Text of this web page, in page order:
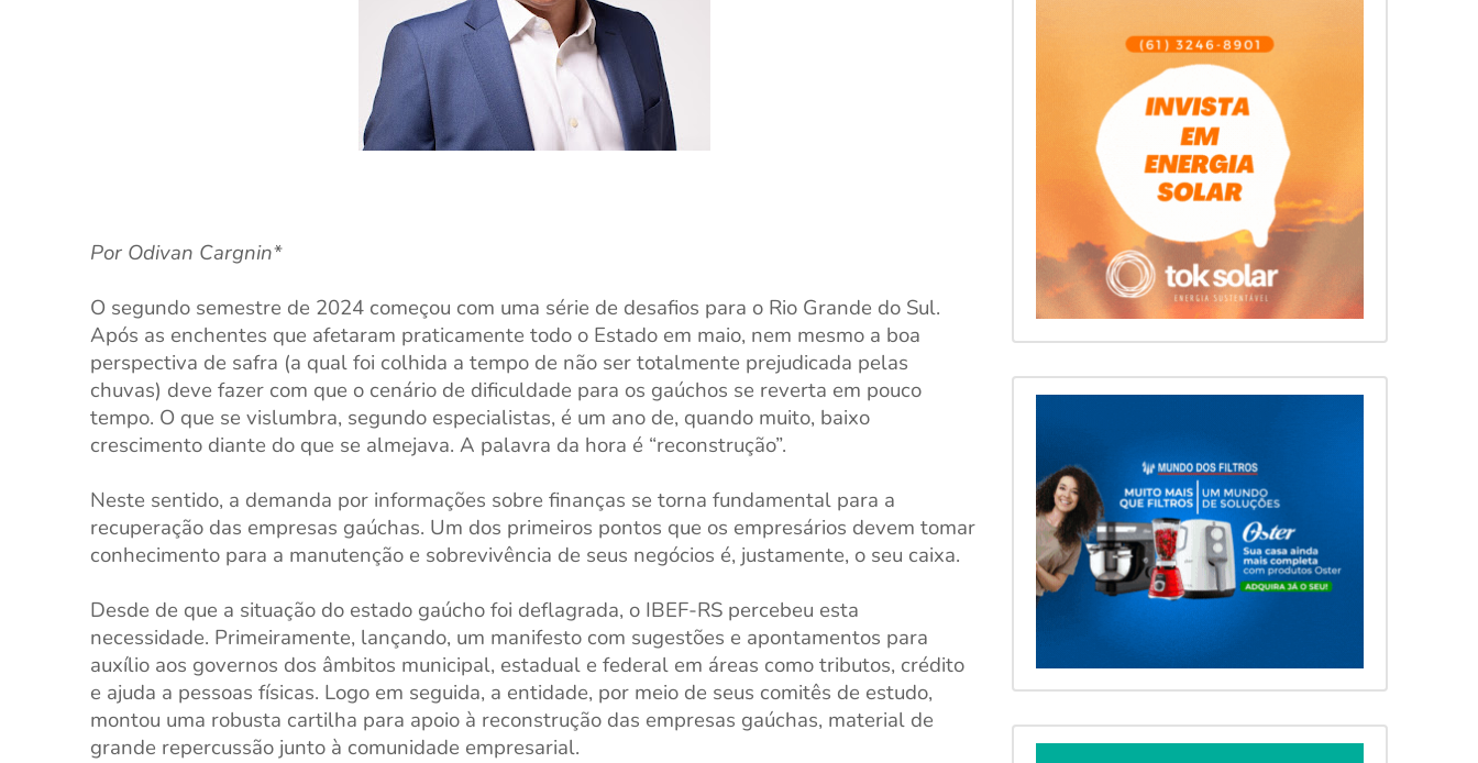
Por Odivan Cargnin*
O segundo semestre de 2024 começou com uma série de desafios para o Rio Grande do Sul.
Após as enchentes que afetaram praticamente todo o Estado em maio, nem mesmo a boa
perspectiva de safra (a qual foi colhida a tempo de não ser totalmente prejudicada pelas
chuvas) deve fazer com que o cenário de dificuldade para os gaúchos se reverta em pouco
tempo. O que se vislumbra, segundo especialistas, é um ano de, quando muito, baixo
crescimento diante do que se almejava. A palavra da hora é “reconstrução”.
Neste sentido, a demanda por informações sobre finanças se torna fundamental para a
recuperação das empresas gaúchas. Um dos primeiros pontos que os empresários devem tomar
conhecimento para a manutenção e sobrevivência de seus negócios é, justamente, o seu caixa.
Desde de que a situação do estado gaúcho foi deflagrada, o IBEF-RS percebeu esta
necessidade. Primeiramente, lançando, um manifesto com sugestões e apontamentos para
auxílio aos governos dos âmbitos municipal, estadual e federal em áreas como tributos, crédito
e ajuda a pessoas físicas. Logo em seguida, a entidade, por meio de seus comitês de estudo,
montou uma robusta cartilha para apoio à reconstrução das empresas gaúchas, material de
grande repercussão junto à comunidade empresarial.